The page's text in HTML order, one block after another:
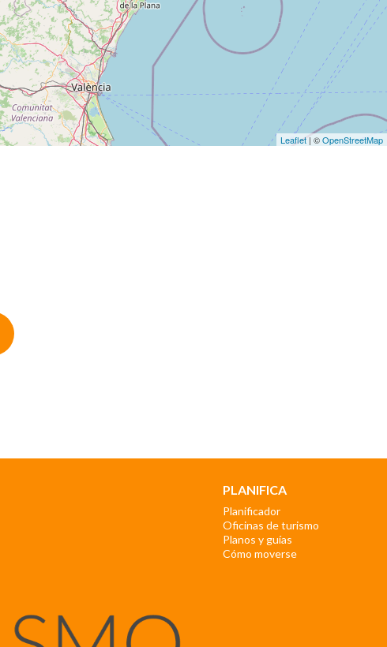
Leaflet | ©OpenStreetMap
PLANIFICA
Planificador
Oficinas de turismo
Planos y guías
Cómo moverse